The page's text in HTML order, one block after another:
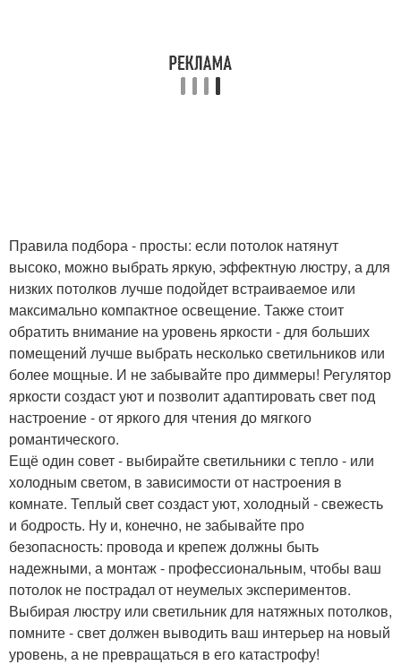
Правила подбора - просты: если потолок натянут
высоко, можно выбрать яркую, эффектную люстру, а для
низких потолков лучше подойдет встраиваемое или
максимально компактное освещение. Также стоит
обратить внимание на уровень яркости - для больших
помещений лучше выбрать несколько светильников или
более мощные. И не забывайте про диммеры! Регулятор
яркости создаст уют и позволит адаптировать свет под
настроение - от яркого для чтения до мягкого
романтического.
Ещё один совет - выбирайте светильники с тепло - или
холодным светом, в зависимости от настроения в
комнате. Теплый свет создаст уют, холодный - свежесть
и бодрость. Ну и, конечно, не забывайте про
безопасность: провода и крепеж должны быть
надежными, а монтаж - профессиональным, чтобы ваш
потолок не пострадал от неумелых экспериментов.
Выбирая люстру или светильник для натяжных потолков,
помните - свет должен выводить ваш интерьер на новый
уровень, а не превращаться в его катастрофу!